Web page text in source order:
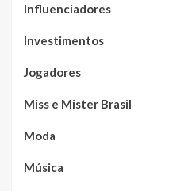
Influenciadores
Investimentos
Jogadores
Miss e Mister Brasil
Moda
Música